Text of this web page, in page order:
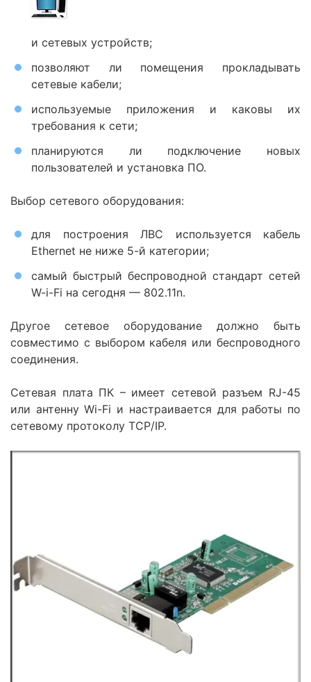
и сетевых устройств;
позволяют ли помещения прокладывать
сетевые кабели;
используемые приложения и каковы их
требования к сети;
планируются ли подключение новых
пользователей и установка ПО.
Выбор сетевого оборудования:
для построения ЛВС используется кабель
Ethernet не ниже 5-й категории;
самый быстрый беспроводной стандарт сетей
W-i-Fi на сегодня — 802.11n.
Другое сетевое оборудование должно быть
совместимо с выбором кабеля или беспроводного
соединения.
Сетевая плата ПК – имеет сетевой разъем RJ-45
или антенну Wi-Fi и настраивается для работы по
сетевому протоколу TCP/IP.